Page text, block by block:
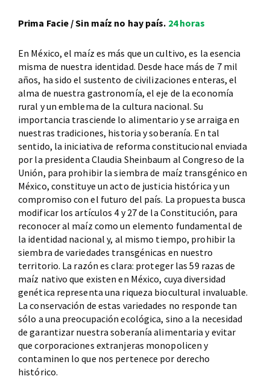
Prima Facie / Sin maíz no hay país. 24 horas
En México, el maíz es más que un cultivo, es la esencia
misma de nuestra identidad. Desde hace más de 7 mil
años, ha sido el sustento de civilizaciones enteras, el
alma de nuestra gastronomía, el eje de la economía
rural y un emblema de la cultura nacional. Su
importancia trasciende lo alimentario y se arraiga en
nuestras tradiciones, historia y soberanía. En tal
sentido, la iniciativa de reforma constitucional enviada
por la presidenta Claudia Sheinbaum al Congreso de la
Unión, para prohibir la siembra de maíz transgénico en
México, constituye un acto de justicia histórica y un
compromiso con el futuro del país. La propuesta busca
modificar los artículos 4 y 27 de la Constitución, para
reconocer al maíz como un elemento fundamental de
la identidad nacional y, al mismo tiempo, prohibir la
siembra de variedades transgénicas en nuestro
territorio. La razón es clara: proteger las 59 razas de
maíz nativo que existen en México, cuya diversidad
genética representa una riqueza biocultural invaluable.
La conservación de estas variedades no responde tan
sólo a una preocupación ecológica, sino a la necesidad
de garantizar nuestra soberanía alimentaria y evitar
que corporaciones extranjeras monopolicen y
contaminen lo que nos pertenece por derecho
histórico.